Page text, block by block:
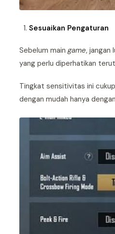
Sesuaikan Pengaturan
Sebelum maingame, jangan
yang perlu diperhatikan
Tingkat sensitivitas ini
dengan mudah hanya